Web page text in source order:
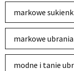
markowe
markowe
modne i tanie